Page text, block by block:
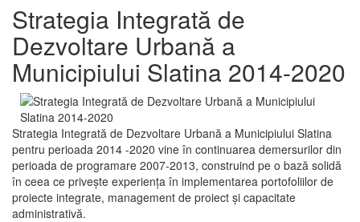
Strategia Integrată de
Dezvoltare Urbană a
Municipiului Slatina 2014-2020
Strategia Integrată de Dezvoltare Urbană a Municipiului Slatina
pentru perioada 2014 -2020 vine în continuarea demersurilor din
perioada de programare 2007-2013, construind pe o bază solidă
în ceea ce priveşte experienţa în implementarea portofoliilor de
proiecte integrate, management de proiect și capacitate
administrativă.